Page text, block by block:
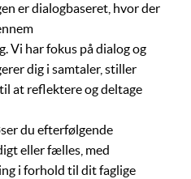
er dialogbaseret, hvor der
Vi har fokus på dialog og
dig i samtaler, stiller
at reflektere og deltage
du efterfølgende
eller fælles, med
i forhold til dit faglige